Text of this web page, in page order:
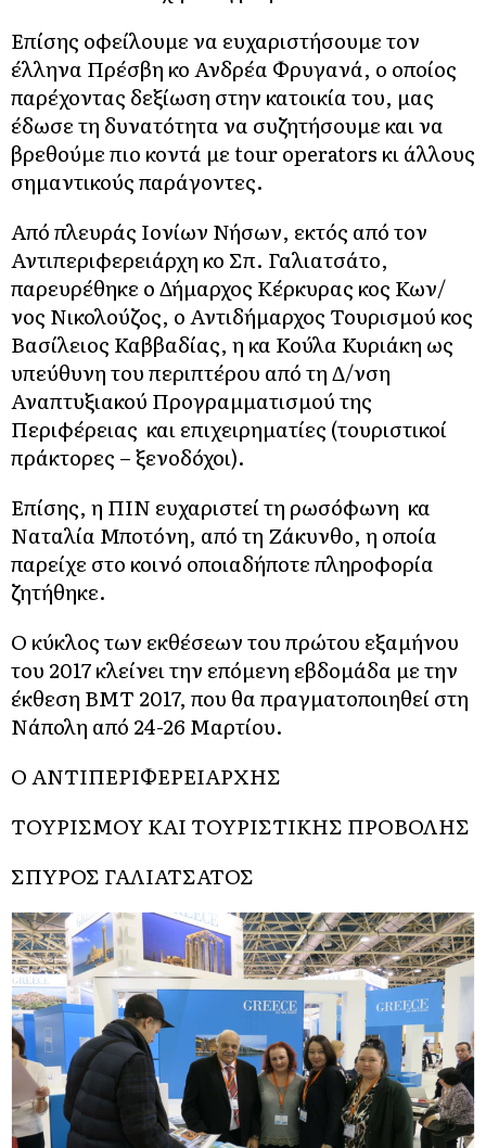
Επίσης οφείλουμε να ευχαριστήσουμε τον
έλληνα Πρέσβη κο Ανδρέα Φρυγανά, ο οποίος
παρέχοντας δεξίωση στην κατοικία του, μας
έδωσε τη δυνατότητα να συζητήσουμε και να
βρεθούμε πιο κοντά με tour operators κι άλλους
σημαντικούς παράγοντες.
Από πλευράς Ιονίων Νήσων, εκτός από τον
Αντιπεριφερειάρχη κο Σπ. Γαλιατσάτο,
παρευρέθηκε ο Δήμαρχος Κέρκυρας κος Κων/
νος Νικολούζος, ο Αντιδήμαρχος Τουρισμού κος
Βασίλειος Καββαδίας, η κα Κούλα Κυριάκη ως
υπεύθυνη του περιπτέρου από τη Δ/νση
Αναπτυξιακού Προγραμματισμού της
Περιφέρειας και επιχειρηματίες (τουριστικοί
πράκτορες – ξενοδόχοι).
Επίσης, η ΠΙΝ ευχαριστεί τη ρωσόφωνη κα
Ναταλία Μποτόνη, από τη Ζάκυνθο, η οποία
παρείχε στο κοινό οποιαδήποτε πληροφορία
ζητήθηκε.
Ο κύκλος των εκθέσεων του πρώτου εξαμήνου
του 2017 κλείνει την επόμενη εβδομάδα με την
έκθεση BMT 2017, που θα πραγματοποιηθεί στη
Νάπολη από 24-26 Μαρτίου.
Ο ΑΝΤΙΠΕΡΙΦΕΡΕΙΑΡΧΗΣ
ΤΟΥΡΙΣΜΟΥ ΚΑΙ ΤΟΥΡΙΣΤΙΚΗΣ ΠΡΟΒΟΛΗΣ
ΣΠΥΡΟΣ ΓΑΛΙΑΤΣΑΤΟΣ